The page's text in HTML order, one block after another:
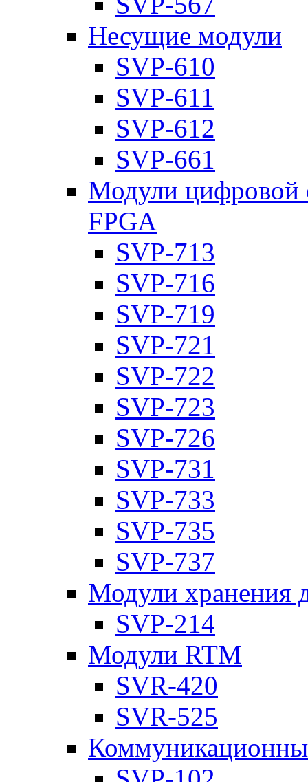
Несущие модули
SVP-610
SVP-611
SVP-612
SVP-661
Модули цифровой
FPGA
SVP-713
SVP-716
SVP-719
SVP-721
SVP-722
SVP-723
SVP-726
SVP-731
SVP-733
SVP-735
SVP-737
Модули хранения
SVP-214
Модули RTM
SVR-420
SVR-525